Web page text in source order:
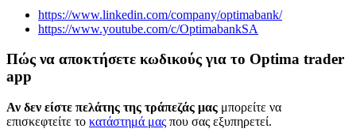
https://www.linkedin.com/company/optimabank/
https://www.youtube.com/c/OptimabankSA
Πώς να αποκτήσετε κωδικούς για το Optima trader
app
Αν δεν είστε πελάτης της τράπεζάς μας μπορείτε να
επισκεφτείτε το κατάστημά μας που σας εξυπηρετεί.